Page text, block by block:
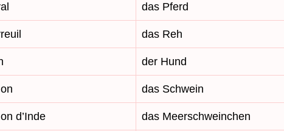
das Pferd
das Reh
der Hund
das Schwein
d’Inde das Meerschweinchen